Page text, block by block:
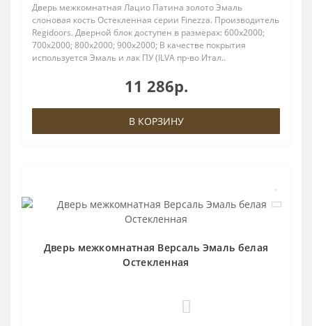
Дверь межкомнатная Лацио Патина золото Эмаль
слоновая кость Остекленная серии Finezza. Производитель
Regidoors. Дверной блок доступен в размерах: 600x2000;
700x2000; 800x2000; 900x2000; В качестве покрытия
используется Эмаль и лак ПУ (ILVA пр-во Итал..
11 286р.
В КОРЗИНУ
Дверь межкомнатная Версаль Эмаль белая
Остекленная